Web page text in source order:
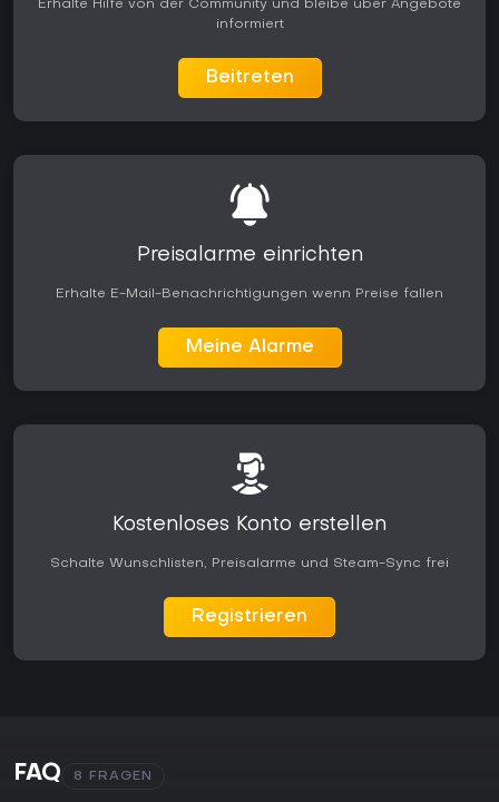
MyCAREER und MyTEAM umfangreiche Tiefen, während
Franchise-Fans mit den MyNBA-Tools ausgedehnte
Einzelspieler-Geschichten, Multiplayer-Events und
Management-Elementen suchen, finden über PS4 und PS5
hinweg anhaltenden Spielwert.
Erhalte Hilfe von der Community und bleibe über Angebote
informiert
Beitreten
Preisalarme einrichten
Erhalte E-Mail-Benachrichtigungen wenn Preise fallen
Meine Alarme
Kostenloses Konto erstellen
Schalte Wunschlisten, Preisalarme und Steam-Sync frei
Registrieren
FAQ 8 FRAGEN